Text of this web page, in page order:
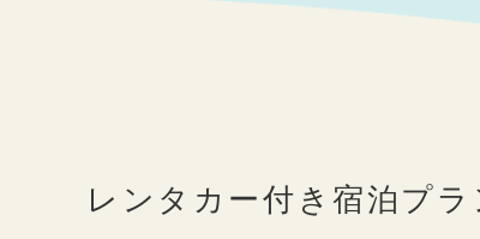
レンタカー付き宿泊プラ